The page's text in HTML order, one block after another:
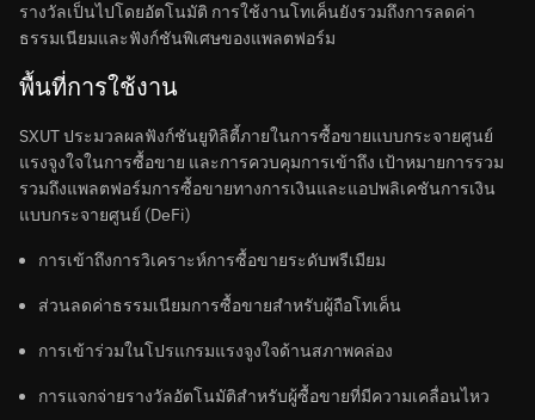
รางวัลเป็นไปโดยอัตโนมัติ การใช้งานโทเค็นยังรวมถึงการลดค่า
ธรรมเนียมและฟังก์ชันพิเศษของแพลตฟอร์ม
พื้นที่การใช้งาน
SXUT ประมวลผลฟังก์ชันยูทิลิตี้ภายในการซื้อขายแบบกระจายศูนย์
แรงจูงใจในการซื้อขาย และการควบคุมการเข้าถึง เป้าหมายการรวม
รวมถึงแพลตฟอร์มการซื้อขายทางการเงินและแอปพลิเคชันการเงิน
แบบกระจายศูนย์ (DeFi)
การเข้าถึงการวิเคราะห์การซื้อขายระดับพรีเมียม
ส่วนลดค่าธรรมเนียมการซื้อขายสำหรับผู้ถือโทเค็น
การเข้าร่วมในโปรแกรมแรงจูงใจด้านสภาพคล่อง
การแจกจ่ายรางวัลอัตโนมัติสำหรับผู้ซื้อขายที่มีความเคลื่อนไหว